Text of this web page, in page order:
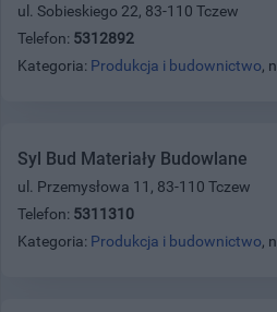
ul. Sobieskiego 22, 83-110 Tczew
Telefon: 5312892
Kategoria: Produkcja i budownictwo,
Syl Bud Materiały Budowlane
ul. Przemysłowa 11, 83-110 Tczew
Telefon: 5311310
Kategoria: Produkcja i budownictwo,